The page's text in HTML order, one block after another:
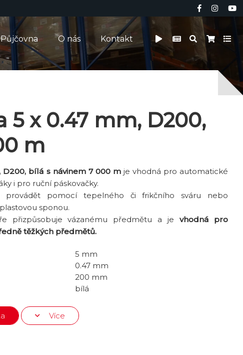
Půjčovna O nás Kontakt
5 x 0.47 mm, D200,
m
D200, bílá s návinem 7 000 m je vhodná pro automatické
i pro ruční páskovačky.
provádět pomocí tepelného či frikčního sváru nebo
sponou.
přizpůsobuje vázanému předmětu a jevhodná pro
těžkých předmětů.
5 mm
0.47 mm
200 mm
bílá
Více